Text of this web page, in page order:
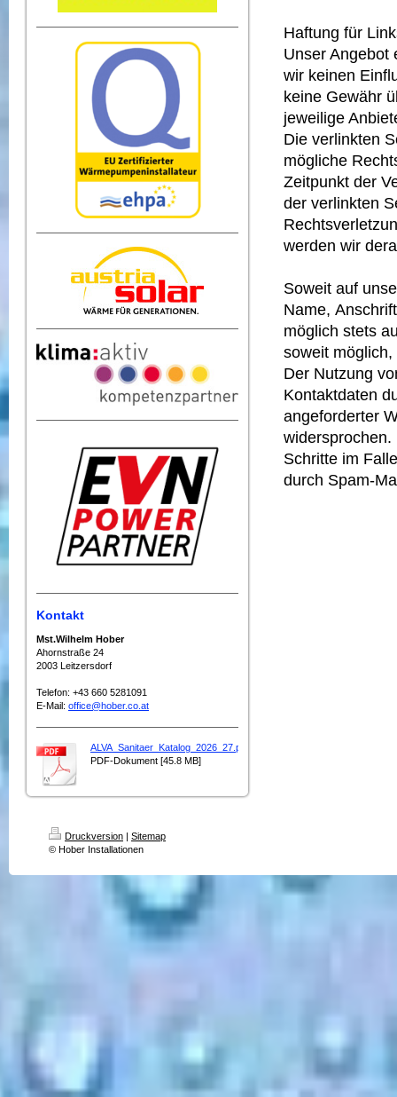
Kontakt
Mst.Wilhelm Hober
Ahornstraße 24
2003 Leitzersdorf
Telefon: +43 660 5281091
E-Mail: office@hober.co.at
ALVA_Sanitaer_Katalog_2026_27.pdf
PDF-Dokument [45.8 MB]
Haftung für
Unser Angebot
wir keinen
keine Gewähr
jeweilige
Die verlinkten
mögliche
Zeitpunkt der
der verlinkten
werden wir
Soweit auf
Name,
möglich stets
soweit
Der Nutzung
Kontaktdaten
angeforderter
Schritte im
durch Spam-
Druckversion | Sitemap
© Hober Installationen